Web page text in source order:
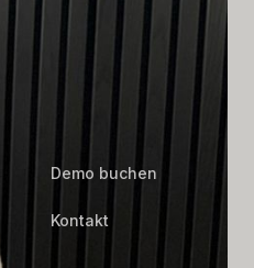
Demo buchen
Kontakt